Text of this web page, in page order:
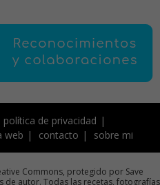
política de privacidad
web contacto sobre mi
Commons, protegido por Save
de autor. Todas las recetas, fotografías